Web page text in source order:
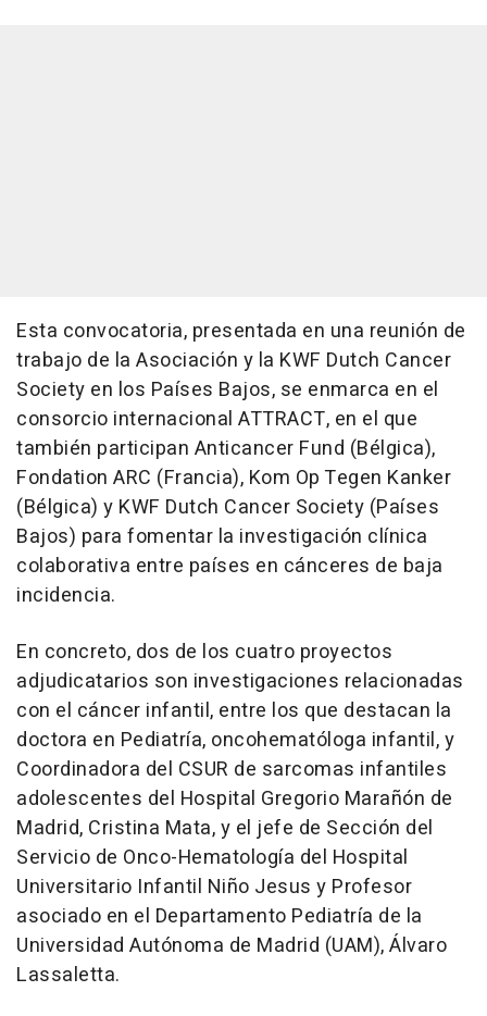
Esta convocatoria, presentada en una reunión de
trabajo de la Asociación y la KWF Dutch Cancer
Society en los Países Bajos, se enmarca en el
consorcio internacional ATTRACT, en el que
también participan Anticancer Fund (Bélgica),
Fondation ARC (Francia), Kom Op Tegen Kanker
(Bélgica) y KWF Dutch Cancer Society (Países
Bajos) para fomentar la investigación clínica
colaborativa entre países en cánceres de baja
incidencia.
En concreto, dos de los cuatro proyectos
adjudicatarios son investigaciones relacionadas
con el cáncer infantil, entre los que destacan la
doctora en Pediatría, oncohematóloga infantil, y
Coordinadora del CSUR de sarcomas infantiles
adolescentes del Hospital Gregorio Marañón de
Madrid, Cristina Mata, y el jefe de Sección del
Servicio de Onco-Hematología del Hospital
Universitario Infantil Niño Jesus y Profesor
asociado en el Departamento Pediatría de la
Universidad Autónoma de Madrid (UAM), Álvaro
Lassaletta.